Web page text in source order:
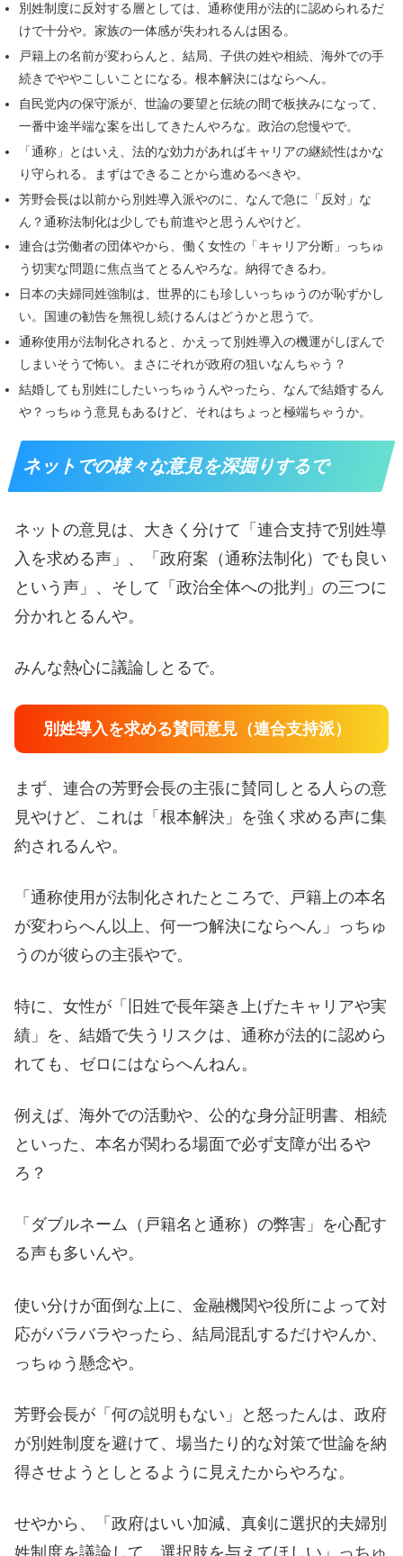
別姓制度に反対する層としては、通称使用が法的に認められるだ
けで十分や。家族の一体感が失われるんは困る。
戸籍上の名前が変わらんと、結局、子供の姓や相続、海外での手
続きでややこしいことになる。根本解決にはならへん。
自民党内の保守派が、世論の要望と伝統の間で板挟みになって、
一番中途半端な案を出してきたんやろな。政治の怠慢やで。
「通称」とはいえ、法的な効力があればキャリアの継続性はかな
り守られる。まずはできることから進めるべきや。
芳野会長は以前から別姓導入派やのに、なんで急に「反対」な
ん？通称法制化は少しでも前進やと思うんやけど。
連合は労働者の団体やから、働く女性の「キャリア分断」っちゅ
う切実な問題に焦点当てとるんやろな。納得できるわ。
日本の夫婦同姓強制は、世界的にも珍しいっちゅうのが恥ずかし
い。国連の勧告を無視し続けるんはどうかと思うで。
通称使用が法制化されると、かえって別姓導入の機運がしぼんで
しまいそうで怖い。まさにそれが政府の狙いなんちゃう？
結婚しても別姓にしたいっちゅうんやったら、なんで結婚するん
や？っちゅう意見もあるけど、それはちょっと極端ちゃうか。
ネットでの様々な意見を深掘りするで
ネットの意見は、大きく分けて「連合支持で別姓導
入を求める声」、「政府案（通称法制化）でも良い
という声」、そして「政治全体への批判」の三つに
分かれとるんや。
みんな熱心に議論しとるで。
別姓導入を求める賛同意見（連合支持派）
まず、連合の芳野会長の主張に賛同しとる人らの意
見やけど、これは「根本解決」を強く求める声に集
約されるんや。
「通称使用が法制化されたところで、戸籍上の本名
が変わらへん以上、何一つ解決にならへん」っちゅ
うのが彼らの主張やで。
特に、女性が「旧姓で長年築き上げたキャリアや実
績」を、結婚で失うリスクは、通称が法的に認めら
れても、ゼロにはならへんねん。
例えば、海外での活動や、公的な身分証明書、相続
といった、本名が関わる場面で必ず支障が出るや
ろ？
「ダブルネーム（戸籍名と通称）の弊害」を心配す
る声も多いんや。
使い分けが面倒な上に、金融機関や役所によって対
応がバラバラやったら、結局混乱するだけやんか、
っちゅう懸念や。
芳野会長が「何の説明もない」と怒ったんは、政府
が別姓制度を避けて、場当たり的な対策で世論を納
得させようとしとるように見えたからやろな。
せやから、「政府はいい加減、真剣に選択的夫婦別
姓制度を議論して、選択肢を与えてほしい」っちゅ